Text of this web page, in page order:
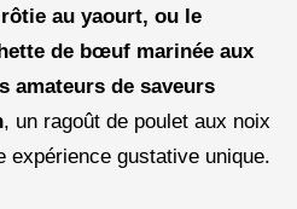
au yaourt, ou le
de bœuf marinée aux
amateurs de saveurs
, un ragoût de poulet aux noix
expérience gustative unique.